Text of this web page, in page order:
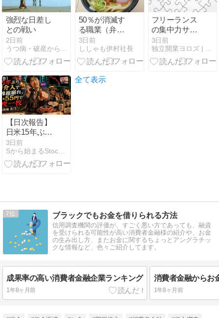
強烈な日差し
との戦い
2日前
50％が消滅す
る職業（弁護
士、コンサ
ル、ファイナ
ンス専門職）
3日前
ししゃも伊村社長
フリーランス
の集中力サプ
リ実践ガイド
｜納期前に効
かせる合法ス
3日前
【日次報告】
日米15年ぶり
協調介入で輸
出株総崩れ、
含み益+55円
3日前
Sから始まるStock日記
全て表示
7 ブラックでもお金を借りられる方法
信用調査機関の評価が、すごく悪い方であっても、融資
を受けられる可能性が高い消費者金融様の紹介や、お金
の生み出し方、またお金に関するちょっとアングラチッ
クな情報など、色々ご紹介してます。
成果率の高い消費者金融企業ランキング
1年8ヶ月前 1年8ヶ月前